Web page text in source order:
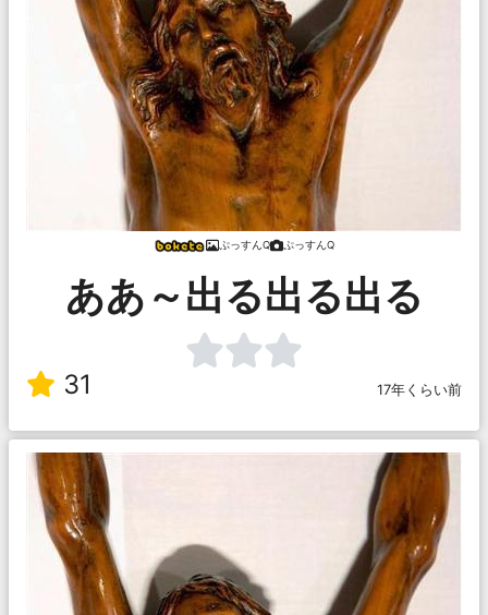
ぷっすんQ ぷっすんQ
ああ～出る出る出る
31 17年くらい前